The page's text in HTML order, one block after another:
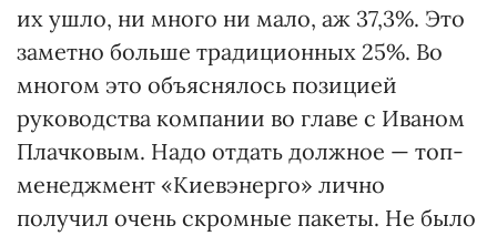
их ушло, ни много ни мало, аж 37,3%. Это
заметно больше традиционных 25%. Во
многом это объяснялось позицией
руководства компании во главе с Иваном
Плачковым. Надо отдать должное — топ-
менеджмент «Киевэнерго» лично
получил очень скромные пакеты. Не было